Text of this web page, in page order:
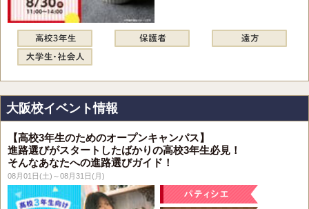
大阪校イベント情報
【高校3年生のためのオープンキャンパス】
進路選びがスタートしたばかりの高校3年生必見！
そんなあなたへの進路選びガイド！
08月01日(土)～08月31日(月)